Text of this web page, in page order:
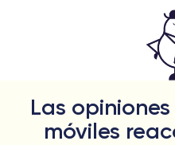
Las
móviles